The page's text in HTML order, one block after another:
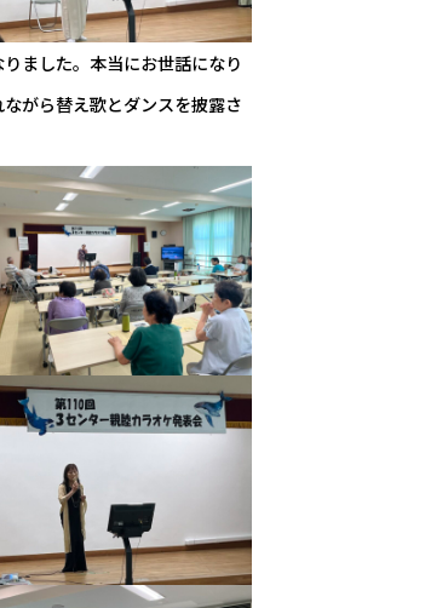
ました。本当にお世話になり
がら替え歌とダンスを披露さ